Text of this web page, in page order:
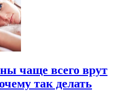
чаще всего врут
так делать